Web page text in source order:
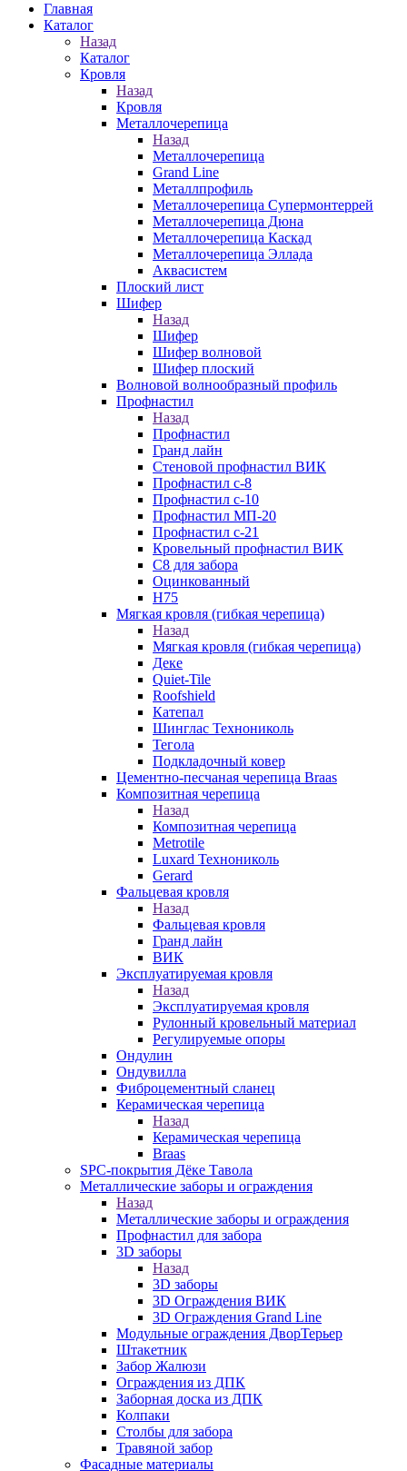
Главная
Каталог
Назад
Каталог
Кровля
Назад
Кровля
Металлочерепица
Назад
Металлочерепица
Grand Line
Металлпрофиль
Металлочерепица Супермонтеррей
Металлочерепица Дюна
Металлочерепица Каскад
Металлочерепица Эллада
Аквасистем
Плоский лист
Шифер
Назад
Шифер
Шифер волновой
Шифер плоский
Волновой волнообразный профиль
Профнастил
Назад
Профнастил
Гранд лайн
Стеновой профнастил ВИК
Профнастил с-8
Профнастил с-10
Профнастил МП-20
Профнастил с-21
Кровельный профнастил ВИК
С8 для забора
Оцинкованный
Н75
Мягкая кровля (гибкая черепица)
Назад
Мягкая кровля (гибкая черепица)
Деке
Quiet-Tile
Roofshield
Катепал
Шинглас Технониколь
Тегола
Подкладочный ковер
Цементно-песчаная черепица Braas
Композитная черепица
Назад
Композитная черепица
Metrotile
Luxard Технониколь
Gerard
Фальцевая кровля
Назад
Фальцевая кровля
Гранд лайн
ВИК
Эксплуатируемая кровля
Назад
Эксплуатируемая кровля
Рулонный кровельный материал
Регулируемые опоры
Ондулин
Ондувилла
Фиброцементный сланец
Керамическая черепица
Назад
Керамическая черепица
Braas
SPC-покрытия Дёке Тавола
Металлические заборы и ограждения
Назад
Металлические заборы и ограждения
Профнастил для забора
3D заборы
Назад
3D заборы
3D Ограждения ВИК
3D Ограждения Grand Line
Модульные ограждения ДворТерьер
Штакетник
Забор Жалюзи
Ограждения из ДПК
Заборная доска из ДПК
Колпаки
Столбы для забора
Травяной забор
Фасадные материалы